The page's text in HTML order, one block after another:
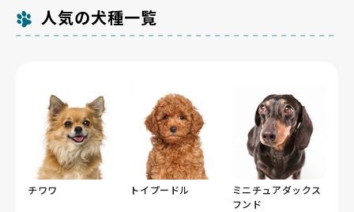
め、寒さへの配慮は少なくて済みます。
で確認したうえで厳選しているためです。愛知県内には
犬猫等販売業の登録が1,101件（令和5年4月1日現在）
人気の犬種一覧
チワワ トイプードル
ミニチュアダックス
フンド